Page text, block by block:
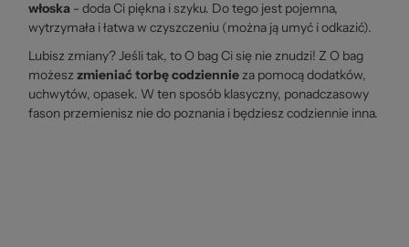
włoska - doda Ci piękna i szyku. Do tego jest pojemna,
wytrzymała i łatwa w czyszczeniu (można ją umyć i odkazić).
Lubisz zmiany? Jeśli tak, to O bag Ci się nie znudzi! Z O bag
możeszzmieniać torbę codziennie za pomocą dodatków,
uchwytów, opasek. W ten sposób klasyczny, ponadczasowy
fason przemienisz nie do poznania i będziesz codziennie inna.